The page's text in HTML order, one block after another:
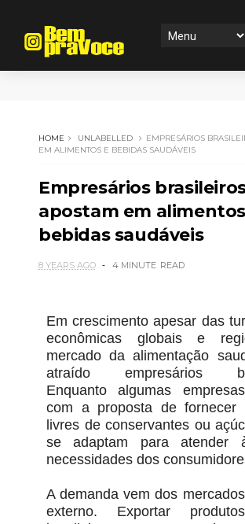
HOME UNLABELLED
EMPRESÁRIOS
EM ALIMENTOS E BEBIDAS SAUDÁVEIS
Empresários
apostam em
bebidas saudáveis
8 YEARS AGO 4 MINUTE READ
Em crescimento apesar das
econômicas globais e
mercado da alimentação
atraído empresários
Enquanto algumas
com a proposta de fornecer
livres de conservantes ou
se adaptam para atender
necessidades dos
A demanda vem dos
externo. Exportar